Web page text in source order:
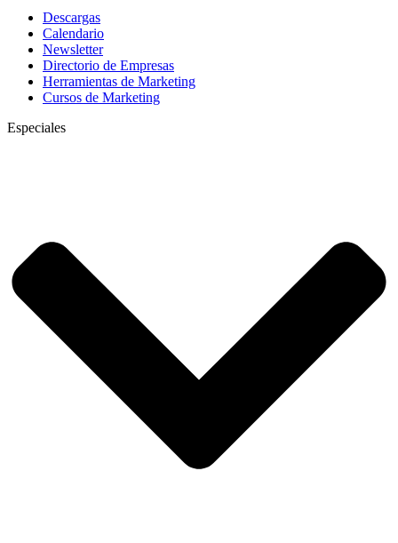
Descargas
Calendario
Newsletter
Directorio de Empresas
Herramientas de Marketing
Cursos de Marketing
Especiales